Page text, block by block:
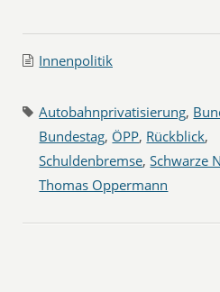
Innenpolitik
Autobahnprivatisierung,
Bundestag, ÖPP, Rückblick,
Schuldenbremse,Schwarze
Thomas Oppermann